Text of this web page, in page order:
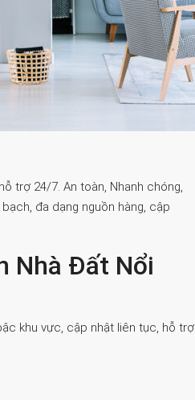
trợ 24/7. An toàn, Nhanh chóng,
đa dạng nguồn hàng, cập
Nhà Đất Nổi
khu vực, cập nhật liên tục, hỗ trợ